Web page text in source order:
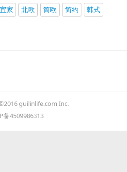
宜家 北欧 简欧 简约
韩式
guilinlife.com Inc.
备4509986313